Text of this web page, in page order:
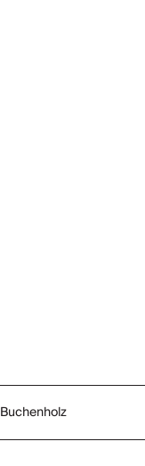
Buchenholz